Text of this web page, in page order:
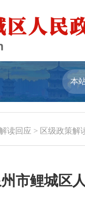
读回应 > 区级政策解
州市鲤城区